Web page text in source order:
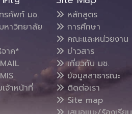
รศัพท์ มช.
หาวิทยาลัย
าค*
จ้าหน้าที่
หลักสูตร
การศึกษา
คณะและหน่วยงาน
ข่าวสาร
เกี่ยวกับ มช.
ข้อมูลสาธารณะ
ติดต่อเรา
Site map